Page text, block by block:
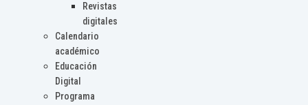
Revistas
digitales
Calendario
académico
Educación
Digital
Programa